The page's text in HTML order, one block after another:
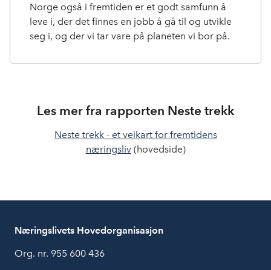
Norge også i fremtiden er et godt samfunn å
leve i, der det finnes en jobb å gå til og utvikle
seg i, og der vi tar vare på planeten vi bor på.
Les mer fra rapporten Neste trekk
Neste trekk - et veikart for fremtidens
næringsliv(hovedside)
Næringslivets Hovedorganisasjon
Org. nr. 955 600 436